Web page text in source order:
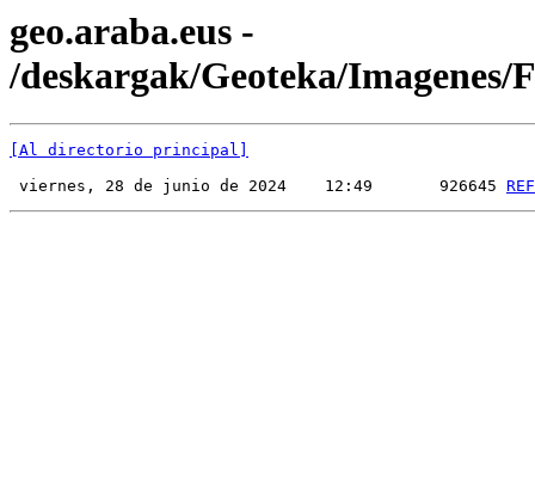
geo.araba.eus -
/deskargak/Geoteka/Imagenes/
[Al directorio principal]
viernes, 28 de junio de 2024    12:49       926645